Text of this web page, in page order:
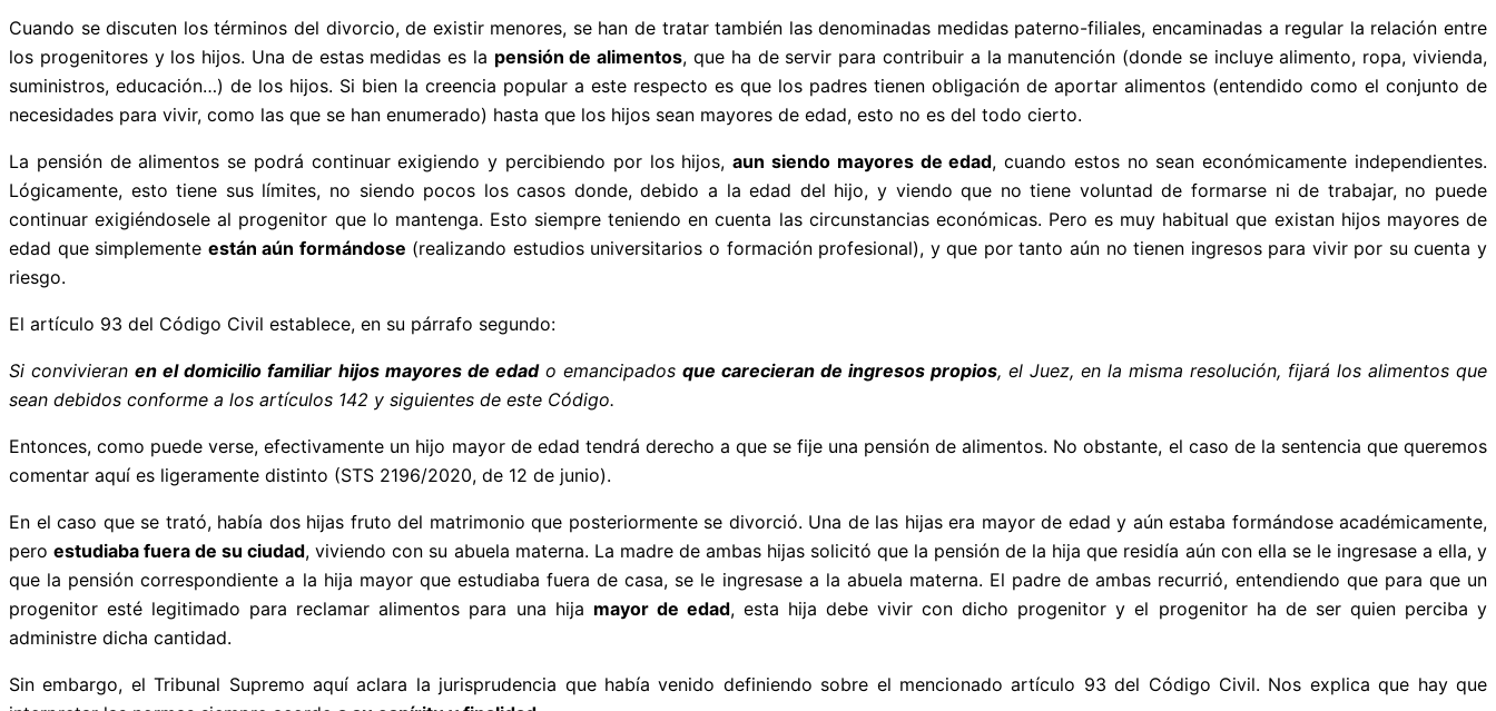
Cuando se discuten los términos del divorcio, de existir menores, se han de tratar también las denominadas medidas paterno-filiales, encaminadas a regular la relación entre
los progenitores y los hijos. Una de estas medidas es la pensión de alimentos, que ha de servir para contribuir a la manutención (donde se incluye alimento, ropa, vivienda,
suministros, educación…) de los hijos. Si bien la creencia popular a este respecto es que los padres tienen obligación de aportar alimentos (entendido como el conjunto de
necesidades para vivir, como las que se han enumerado) hasta que los hijos sean mayores de edad, esto no es del todo cierto.
La pensión de alimentos se podrá continuar exigiendo y percibiendo por los hijos,aun siendo mayores de edad, cuando estos no sean económicamente independientes.
Lógicamente, esto tiene sus límites, no siendo pocos los casos donde, debido a la edad del hijo, y viendo que no tiene voluntad de formarse ni de trabajar, no puede
continuar exigiéndosele al progenitor que lo mantenga. Esto siempre teniendo en cuenta las circunstancias económicas. Pero es muy habitual que existan hijos mayores de
edad que simplemente están aún formándose (realizando estudios universitarios o formación profesional), y que por tanto aún no tienen ingresos para vivir por su cuenta y
riesgo.
El artículo 93 del Código Civil establece, en su párrafo segundo:
Si convivieran en el domicilio familiar hijos mayores de edado emancipados que carecieran de ingresos propios, el Juez, en la misma resolución, fijará los alimentos que
sean debidos conforme a los artículos 142 y siguientes de este Código.
Entonces, como puede verse, efectivamente un hijo mayor de edad tendrá derecho a que se fije una pensión de alimentos. No obstante, el caso de la sentencia que queremos
comentar aquí es ligeramente distinto (STS 2196/2020, de 12 de junio).
En el caso que se trató, había dos hijas fruto del matrimonio que posteriormente se divorció. Una de las hijas era mayor de edad y aún estaba formándose académicamente,
peroestudiaba fuera de su ciudad, viviendo con su abuela materna. La madre de ambas hijas solicitó que la pensión de la hija que residía aún con ella se le ingresase a ella, y
que la pensión correspondiente a la hija mayor que estudiaba fuera de casa, se le ingresase a la abuela materna. El padre de ambas recurrió, entendiendo que para que un
progenitor esté legitimado para reclamar alimentos para una hija mayor de edad, esta hija debe vivir con dicho progenitor y el progenitor ha de ser quien perciba y
administre dicha cantidad.
Sin embargo, el Tribunal Supremo aquí aclara la jurisprudencia que había venido definiendo sobre el mencionado artículo 93 del Código Civil. Nos explica que hay que